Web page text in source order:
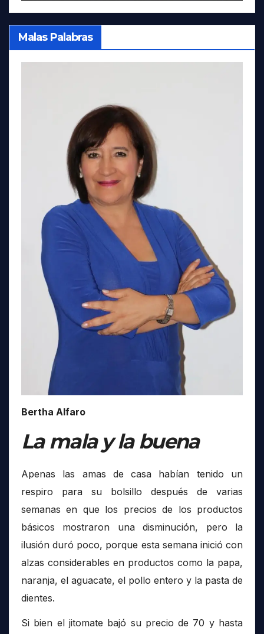
Malas Palabras
Bertha Alfaro
La mala y la buena
Apenas las amas de casa habían tenido un
respiro para su bolsillo después de varias
semanas en que los precios de los productos
básicos mostraron una disminución, pero la
ilusión duró poco, porque esta semana inició con
alzas considerables en productos como la papa,
naranja, el aguacate, el pollo entero y la pasta de
dientes.
Si bien el jitomate bajó su precio de 70 y hasta